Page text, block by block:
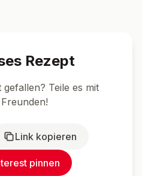
Rezept
Teile es mit
Link kopieren
pinnen